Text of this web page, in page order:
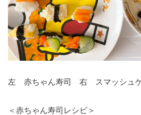
左 赤ちゃん寿司 右 スマッシュ
＜赤ちゃん寿司レシピ＞